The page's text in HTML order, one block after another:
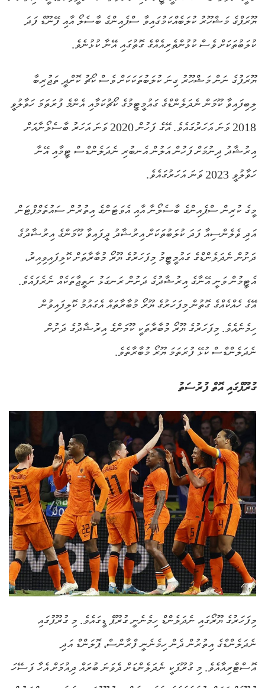
ޔޫރަޕްގެ މަޝްހޫރު ކުލަބެއްކަމުގައިވާ ސްޕެއިންގެ ބާސެލޯ އާއި ފޭނޫޑް ފަދަ
ކުލަބުތަކަށް ވެސް ކުޅުންތެރިއެއްގެ ގޮތުގައި އޭނާ ކުޅުނެވެ.
ޔޫރަޕުގެ ނަން މަޝްޙޫރު ގިނަ ކުލަބުތަކަކަށް ވެސް ކޯޗު ކޮށްދީ ތަޖުރިބާ
ލިބިފައިވާ ކޫމަން ނެދަލެންޑްގެ ގައުމީޓީމުގެ ކޯޗުކަމާއި އެންމެ ފުރަތަމަ ހަވާލުވީ
2018 ވަނަ އަހަރުގައެވެ. އޭގެ ފަހުން 2020 ވަނަ އަހަރު ބާސެލޯނާއަށް
އިރުޝާދު ދިނުމަށް ފަހުން އަލުން އެނބުރި ނެދަލެންޑްސް ޓީމާއި އޭނާ
ހަވާލުވީ 2023 ވަނަ އަހަރުގައެވެ.
މީގެ ކުރިން ސްޕެއިންގެ ބާސެލޯނާ އާއި އެވަޓަންގެ އިތުރުން ސައުތެމްޕްޓަން
އަދި ވެލެންސިއާ ފަދަ ކުލަބުތަކަށް އިރުޝާދު ދީފައިވާ ކޫމަންގެ އިރުޝާދުގެ
ދަށުން ނެދަލެންޑްގެ ގައުމީޓީމު މިފަހަރުގެ ޔޫރޯ މުބާރާތަށް ކޮލިފައިވިއިރު،
އެޓީމުން ވަނީ އޭނާގެ އިރުޝާދުގެ ދަށުން ރަނގަޅު ނަތީޖާތަކެއް ނެރެފައެވެ.
އޭގެ ހެއްކެއްގެ ގޮތުން މިފަހަރުގެ ޔޫރޯ މުބާރާތައް އެގައުމު ކޮލިފައިވުން
ހިމެނެއެވެ. މިފަހަރުގެ ޔޫރޯ މުބާރާތަކީ ކޫމަންގެ އިރުޝާދުގެ ދަށުން
ނެދަލެންޑްސް ކުޅޭ ފުރަތަމަ ޔޫރޯ މުބާރާތެވެ.
ގުރޫޕްގައި އޮތް ފުރުސަތު
މިފަހަރުގެ ޔޫރޯގައި ނެދަލެންޑް ހިމެނެނީ ގުރޫޕް ޑީގައެވެ. މި ގުރޫޕުގައި
ނެދަލެންޑްގެ އިތުރުން ދެން ހިމެނެނީ ފްރާންސް، ޕޮލަންޑް އަދި
އޮސްޓްރިއާއެވެ. މި ގުރޫޕަކީ ނެދަލެންޑަށް ދެވަނަ ބުރައް ދިއުމަށް އެހާ ފަސޭހަ